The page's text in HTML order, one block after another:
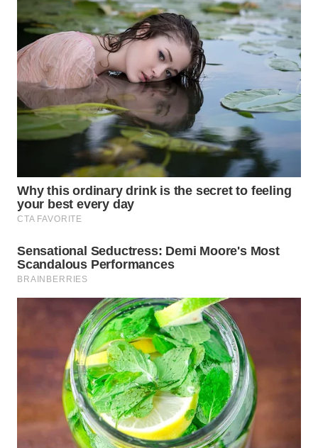
TEBING
TINGGI
WN
PAKPAK
WN
KARAWANG
BEKASI
WN
WN
DEPOK
UTARA
WN
SAMOSIR